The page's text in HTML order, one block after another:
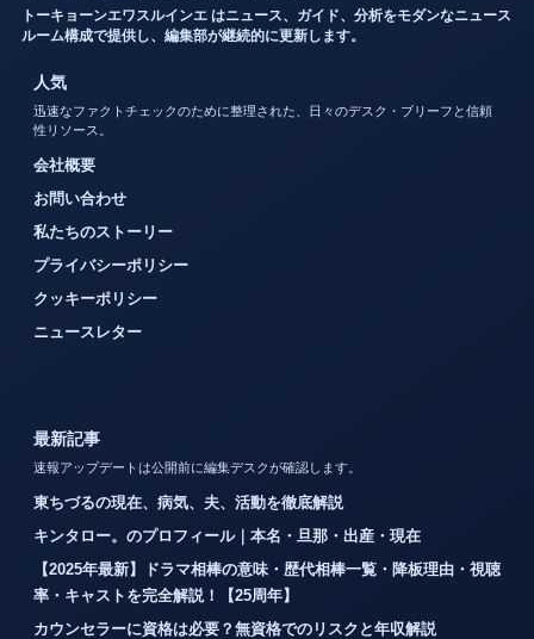
トーキョーンエワスルインエ はニュース、ガイド、分析をモダンなニュース
ルーム構成で提供し、編集部が継続的に更新します。
人気
迅速なファクトチェックのために整理された、日々のデスク・ブリーフと信頼
性リソース。
会社概要
お問い合わせ
私たちのストーリー
プライバシーポリシー
クッキーポリシー
ニュースレター
最新記事
速報アップデートは公開前に編集デスクが確認します。
東ちづるの現在、病気、夫、活動を徹底解説
キンタロー。のプロフィール｜本名・旦那・出産・現在
【2025年最新】ドラマ相棒の意味・歴代相棒一覧・降板理由・視聴
率・キャストを完全解説！【25周年】
カウンセラーに資格は必要？無資格でのリスクと年収解説